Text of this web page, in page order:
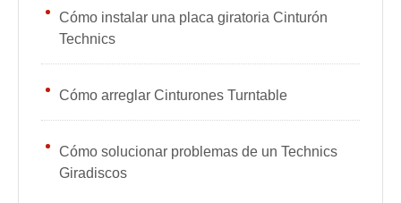
Cómo instalar una placa giratoria Cinturón
Technics
Cómo arreglar Cinturones Turntable
Cómo solucionar problemas de un Technics
Giradiscos